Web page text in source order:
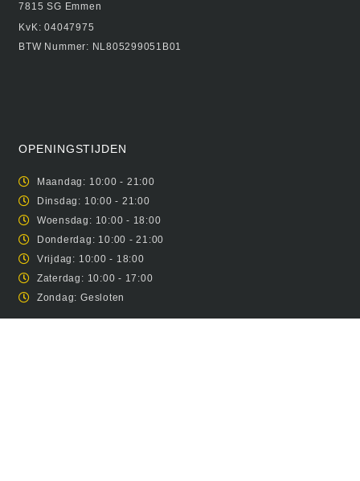
7815 SG Emmen
KvK: 04047975
BTW Nummer: NL805299051B01
OPENINGSTIJDEN
Maandag: 10:00 - 21:00
Dinsdag: 10:00 - 21:00
Woensdag: 10:00 - 18:00
Donderdag: 10:00 - 21:00
Vrijdag: 10:00 - 18:00
Zaterdag: 10:00 - 17:00
Zondag: Gesloten